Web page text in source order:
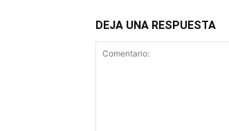
DEJA UNA RESPUESTA